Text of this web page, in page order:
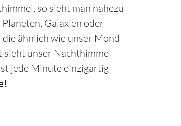
so sieht man nahezu
Galaxien oder
ähnlich wie unser Mond
unser Nachthimmel
jede Minute einzigartig -